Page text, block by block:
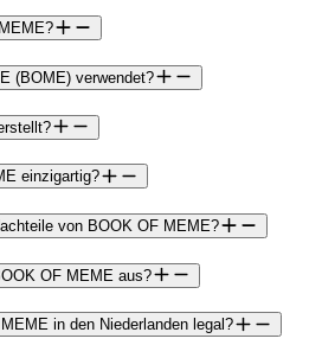
(BOME) verwendet?
einzigartig?
von BOOK OF MEME?
OF MEME aus?
in den Niederlanden legal?